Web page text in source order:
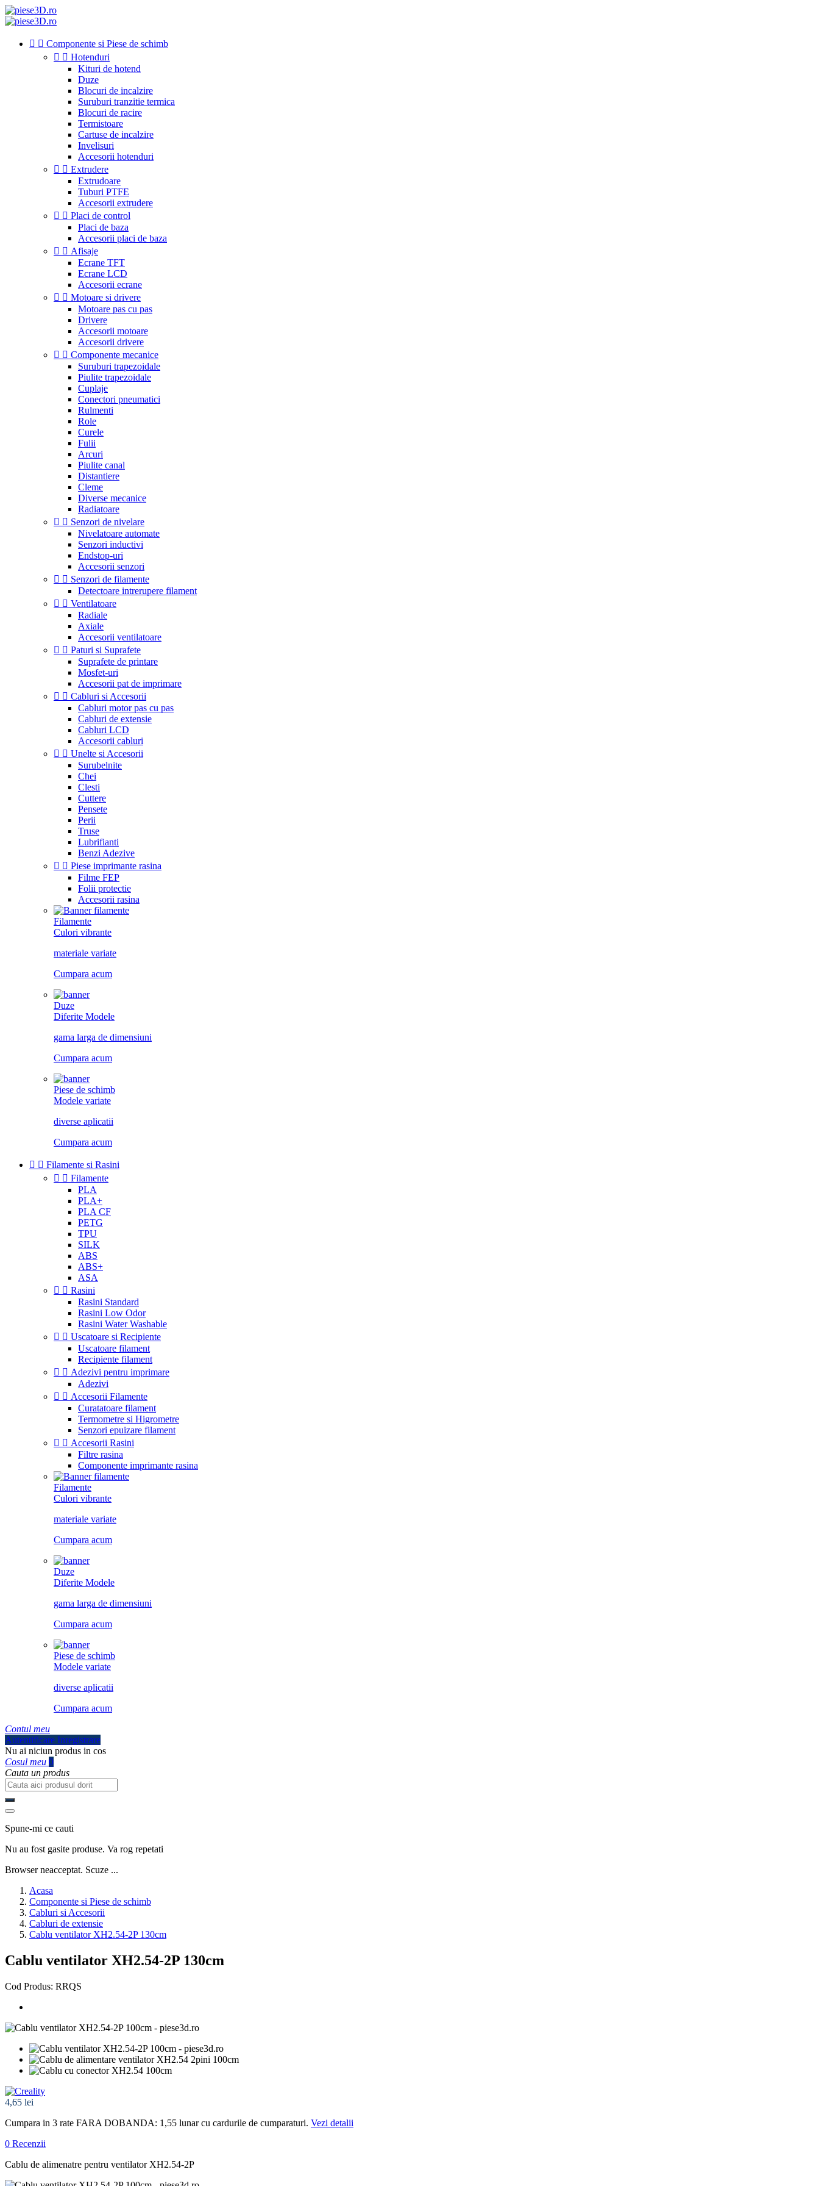
  Componente si Piese de schimb
  Hotenduri
Kituri de hotend
Duze
Blocuri de incalzire
Suruburi tranzitie termica
Blocuri de racire
Termistoare
Cartuse de incalzire
Invelisuri
Accesorii hotenduri
  Extrudere
Extrudoare
Tuburi PTFE
Accesorii extrudere
  Placi de control
Placi de baza
Accesorii placi de baza
  Afisaje
Ecrane TFT
Ecrane LCD
Accesorii ecrane
  Motoare si drivere
Motoare pas cu pas
Drivere
Accesorii motoare
Accesorii drivere
  Componente mecanice
Suruburi trapezoidale
Piulite trapezoidale
Cuplaje
Conectori pneumatici
Rulmenti
Role
Curele
Fulii
Arcuri
Piulite canal
Distantiere
Cleme
Diverse mecanice
Radiatoare
  Senzori de nivelare
Nivelatoare automate
Senzori inductivi
Endstop-uri
Accesorii senzori
  Senzori de filamente
Detectoare intrerupere filament
  Ventilatoare
Radiale
Axiale
Accesorii ventilatoare
  Paturi si Suprafete
Suprafete de printare
Mosfet-uri
Accesorii pat de imprimare
  Cabluri si Accesorii
Cabluri motor pas cu pas
Cabluri de extensie
Cabluri LCD
Accesorii cabluri
  Unelte si Accesorii
Surubelnite
Chei
Clesti
Cuttere
Pensete
Perii
Truse
Lubrifianti
Benzi Adezive
  Piese imprimante rasina
Filme FEP
Folii protectie
Accesorii rasina
Filamente
Culori vibrante
materiale variate
Cumpara acum
Duze
Diferite Modele
gama larga de dimensiuni
Cumpara acum
Piese de schimb
Modele variate
diverse aplicatii
Cumpara acum
  Filamente si Rasini
  Filamente
PLA
PLA+
PLA CF
PETG
TPU
SILK
ABS
ABS+
ASA
  Rasini
Rasini Standard
Rasini Low Odor
Rasini Water Washable
  Uscatoare si Recipiente
Uscatoare filament
Recipiente filament
  Adezivi pentru imprimare
Adezivi
  Accesorii Filamente
Curatatoare filament
Termometre si Higrometre
Senzori epuizare filament
  Accesorii Rasini
Filtre rasina
Componente imprimante rasina
Filamente
Culori vibrante
materiale variate
Cumpara acum
Duze
Diferite Modele
gama larga de dimensiuni
Cumpara acum
Piese de schimb
Modele variate
diverse aplicatii
Cumpara acum
Contul meu
Autentificare Inregistrare
Nu ai niciun produs in cos
Cosul meu 0
Cauta un produs
Spune-mi ce cauti
Nu au fost gasite produse. Va rog repetati
Browser neacceptat. Scuze ...
Acasa
Componente si Piese de schimb
Cabluri si Accesorii
Cabluri de extensie
Cablu ventilator XH2.54-2P 130cm
Cablu ventilator XH2.54-2P 130cm
Cod Produs: RRQS
4,65 lei
Cumpara in 3 rate FARA DOBANDA: 1,55 lunar cu cardurile de cumparaturi. Vezi detalii
0 Recenzii
Cablu de alimenatre pentru ventilator XH2.54-2P